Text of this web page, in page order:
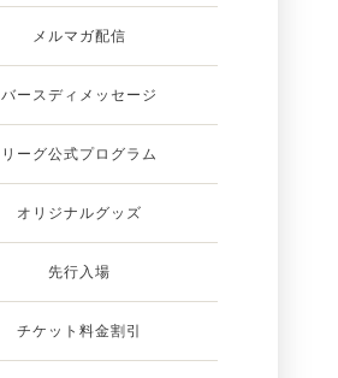
メルマガ配信
バースディメッセージ
リーグ公式プログラム
オリジナルグッズ
先行入場
チケット料金割引